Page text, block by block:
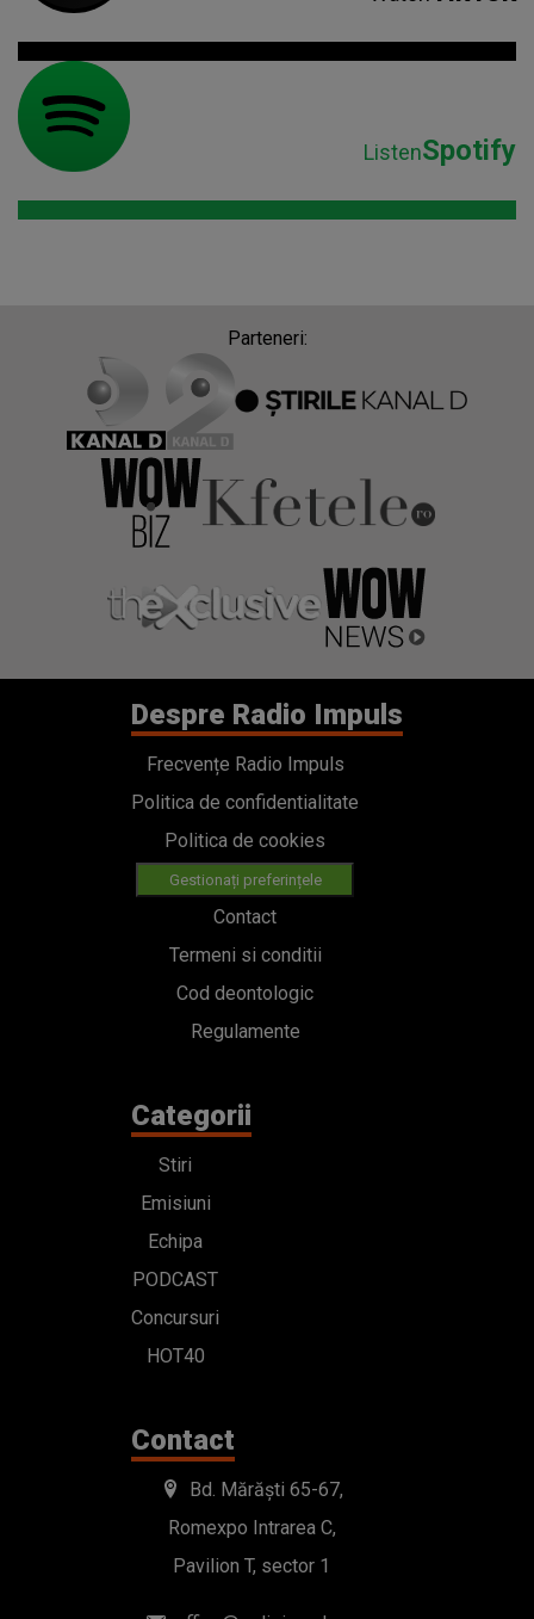
ListenSpotify
Parteneri:
Despre Radio Impuls
Frecvențe Radio Impuls
Politica de confidentialitate
Politica de cookies
Gestionați preferințele
Contact
Termeni si conditii
Cod deontologic
Regulamente
Categorii
Stiri
Emisiuni
Echipa
PODCAST
Concursuri
HOT40
Contact
Bd. Mărăști 65-67,
Romexpo Intrarea C,
Pavilion T, sector 1